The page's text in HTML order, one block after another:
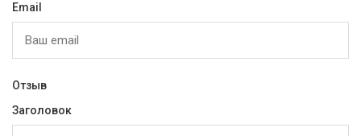
Email
Отзыв
Заголовок